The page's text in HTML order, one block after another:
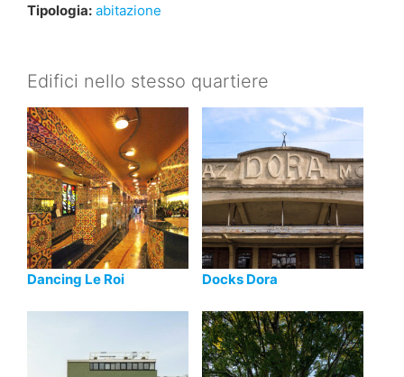
Tipologia: abitazione
Edifici nello stesso quartiere
Dancing Le Roi Docks Dora